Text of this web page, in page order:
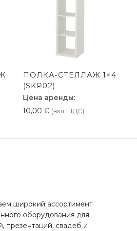
ПОЛКА-СТЕЛЛАЖ 1×4
(SKP02)
Цена аренды:
10,00 € (вкл. НДС)
широкий ассортимент
оборудования для
презентаций, свадеб и